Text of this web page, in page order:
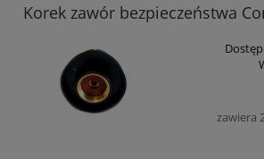
Korek zawór bezpieczeństwa
zawiera